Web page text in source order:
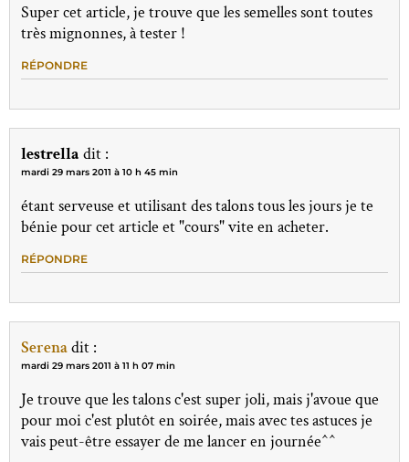
Super cet article, je trouve que les semelles sont toutes
très mignonnes, à tester !
RÉPONDRE
lestrella dit :
mardi 29 mars 2011 à 10 h 45 min
étant serveuse et utilisant des talons tous les jours je te
bénie pour cet article et "cours" vite en acheter.
RÉPONDRE
Serenadit :
mardi 29 mars 2011 à 11 h 07 min
Je trouve que les talons c'est super joli, mais j'avoue que
pour moi c'est plutôt en soirée, mais avec tes astuces je
vais peut-être essayer de me lancer en journée^^